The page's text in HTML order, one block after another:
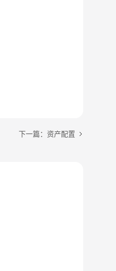
下一篇：资产配置